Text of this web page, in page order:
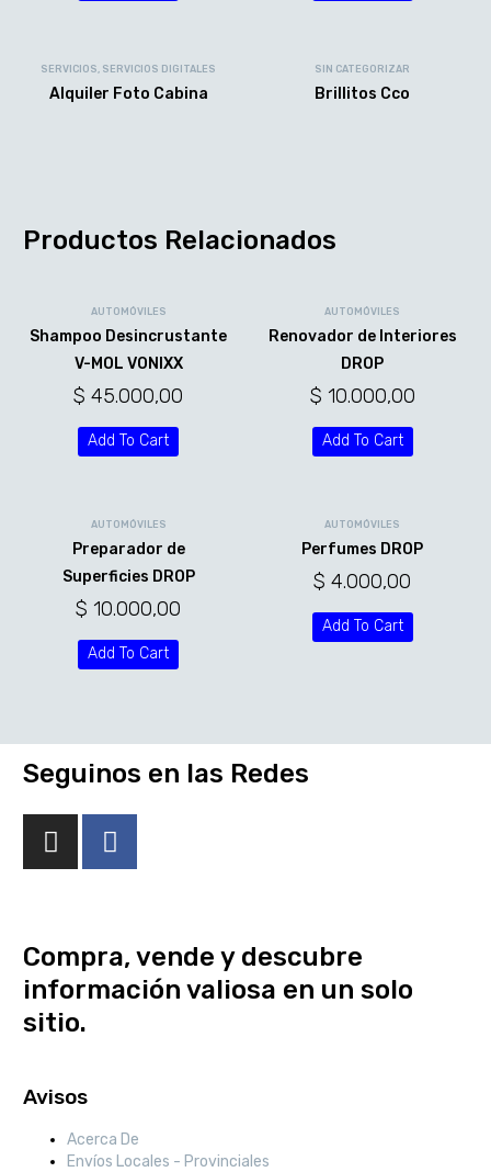
SERVICIOS, SERVICIOS DIGITALES
Alquiler Foto Cabina
SIN CATEGORIZAR
Brillitos Cco
Productos Relacionados
AUTOMÓVILES
Shampoo Desincrustante
V-MOL VONIXX
$ 45.000,00
Add To Cart
AUTOMÓVILES
Renovador de Interiores
DROP
$ 10.000,00
Add To Cart
AUTOMÓVILES
Preparador de
Superficies DROP
$ 10.000,00
Add To Cart
AUTOMÓVILES
Perfumes DROP
$ 4.000,00
Add To Cart
Seguinos en las Redes
Compra, vende y descubre
información valiosa en un solo
sitio.
Avisos
Acerca De
Envíos Locales - Provinciales